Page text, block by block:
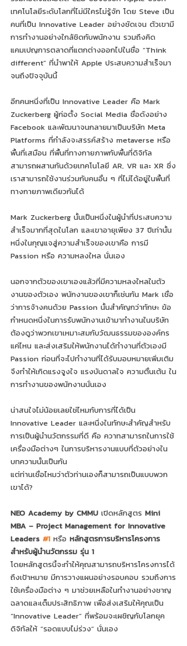
เทคโนโลยีระดับโลกที่ไม่มีใครไม่รู้จัก โดย Steve เป็น
คนที่เป็น Innovative Leader อย่างชัดเจน ตัวเขามี
การทำงานอย่างใกล้ชิดกับพนักงาน รวมถึงคิด
แคมเปญการตลาดที่แตกต่างออกไปในชื่อ “Think
different” ที่นำพาให้ Apple ประสบความสำเร็จมา
จนถึงปัจจุบันนี้
อีกคนหนึ่งที่เป็น Innovative Leader คือ Mark
Zuckerberg ผู้ก่อตั้ง Social Media ชื่อดังอย่าง
Facebook และพัฒนาจนกลายมาเป็นบริษัท Meta
Platforms ที่กำลังจะสรรค์สร้าง metaverse หรือ
พื้นที่เสมือน ที่พื้นที่ทางกายภาพกับพื้นที่ดิจิทัล
สามารถผสานกันด้วยเทคโนโลยี AR, VR และ XR ซึ่ง
เราสามารถใช้งานร่วมกับคนอื่น ๆ ที่ไม่ได้อยู่ในพื้นที่
ทางกายภาพเดียวกันได้
Mark Zuckerberg นั้นเป็นหนึ่งในผู้นำที่ประสบความ
สำเร็จมากที่สุดในโลก และเขาอายุเพียง 37 ปีเท่านั้น
หนึ่งในกุญแจสู่ความสำเร็จของเขาคือ การมี
Passion หรือ ความหลงใหล นั่นเอง
นอกจากตัวของเขาเองแล้วที่มีความหลงใหลในตัว
งานของตัวเอง พนักงานของเขาก็เช่นกัน Mark เชื่อ
ว่าการจ้างคนด้วย Passion นั้นสำคัญกว่าทักษะ ข้อ
กำหนดหนึ่งในการรับพนักงานเข้ามาทำงานในบริษัท
ต้องดูว่าพวกเขาเหมาะสมกับวัฒนธรรมขององค์กร
แค่ไหน และส่งเสริมให้พนักงานได้ทำงานที่ตัวเองมี
Passion ก่อนที่จะไปทำงานที่ได้รับมอบหมายเพิ่มเติม
จึงทำให้เกิดแรงจูงใจ แรงบันดาลใจ ความตื่นเต้น ใน
การทำงานของพนักงานนั่นเอง
น่าสนใจไม่น้อยเลยใช่ไหมกับการที่ได้เป็น
Innovative Leader และหนึ่งในทักษะสำคัญสำหรับ
การเป็นผู้นำนวัตกรรมที่ดี คือ ควาทสามารถในการใช้
เครื่องมือต่างๆ ในการบริหารงานแบบที่ตัวอย่างใน
บทความนั้นเป็นกัน
แต่ท่านเชื่อไหมว่าตัวท่านเองก็สามารถเป็นแบบพวก
เขาได้?
NEO Academy by CMMU เปิดหลักสูตร Mini
MBA – Project Management for Innovative
Leaders #1 หรือ หลักสูตรการบริหารโครงการ
สำหรับผู้นำนวัตกรรม รุ่น 1
โดยหลักสูตรนี้จะทำให้คุณสามารถบริหารโครงการได้
ถึงเป้าหมาย มีการวางแผนอย่างรอบคอบ รวมถึงการ
ใช้เครื่องมือต่าง ๆ มาช่วยเหลือในทำงานอย่างชาญ
ฉลาดและเต็มประสิทธิภาพ เพื่อส่งเสริมให้คุณเป็น
“Innovative Leader” ที่พร้อมจะเผชิญกับโลกยุค
ดิจิทัลให้ “รอดแบบไม่ร่วง” นั่นเอง